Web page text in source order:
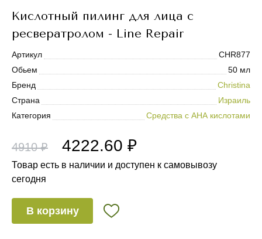
Кислотный пилинг для лица с
ресвератролом - Line Repair
Артикул
CHR877
Обьем
50 мл
Бренд
Christina
Страна
Израиль
Категория
Средства с АНА кислотами
4910 ₽ 4222.60 ₽
Товар есть в наличии и доступен к самовывозу
сегодня
В корзину